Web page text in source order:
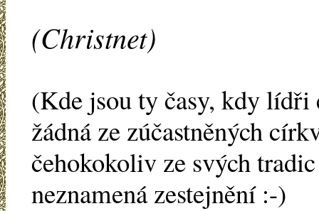
(Christnet)
(Kde jsou ty časy, kdy lídři
žádná ze zúčastněných
čehokokoliv ze svých
neznamená zestejnění :-)